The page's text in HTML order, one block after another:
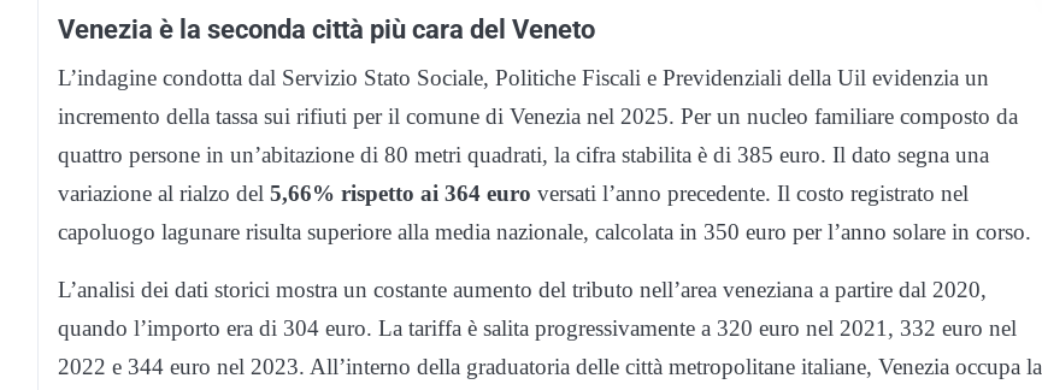
Venezia è la seconda città più cara del Veneto
L’indagine condotta dal Servizio Stato Sociale, Politiche Fiscali e Previdenziali della Uil evidenzia un
incremento della tassa sui rifiuti per il comune di Venezia nel 2025. Per un nucleo familiare composto da
quattro persone in un’abitazione di 80 metri quadrati, la cifra stabilita è di 385 euro. Il dato segna una
variazione al rialzo del 5,66% rispetto ai 364 euro versati l’anno precedente. Il costo registrato nel
capoluogo lagunare risulta superiore alla media nazionale, calcolata in 350 euro per l’anno solare in corso.
L’analisi dei dati storici mostra un costante aumento del tributo nell’area veneziana a partire dal 2020,
quando l’importo era di 304 euro. La tariffa è salita progressivamente a 320 euro nel 2021, 332 euro nel
2022 e 344 euro nel 2023. All’interno della graduatoria delle città metropolitane italiane, Venezia occupa la